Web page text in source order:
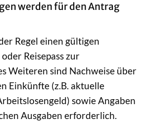
werden für den Antrag
Regel einen gültigen
Reisepass zur
Weiteren sind Nachweise über
Einkünfte (z.B. aktuelle
sowie Angaben
Ausgaben erforderlich.